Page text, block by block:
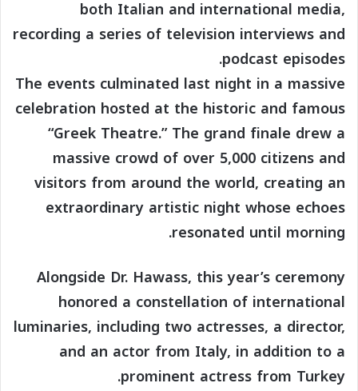
both Italian and international media,
recording a series of television interviews and
podcast episodes.
The events culminated last night in a massive
celebration hosted at the historic and famous
“Greek Theatre.” The grand finale drew a
massive crowd of over 5,000 citizens and
visitors from around the world, creating an
extraordinary artistic night whose echoes
resonated until morning.
Alongside Dr. Hawass, this year’s ceremony
honored a constellation of international
luminaries, including two actresses, a director,
and an actor from Italy, in addition to a
prominent actress from Turkey.